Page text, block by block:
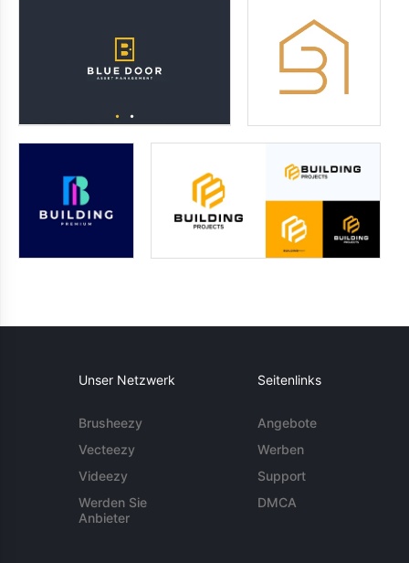
Unser Netzwerk
Brusheezy
Vecteezy
Videezy
Werden Sie
Anbieter
Seitenlinks
Angebote
Werben
Support
DMCA